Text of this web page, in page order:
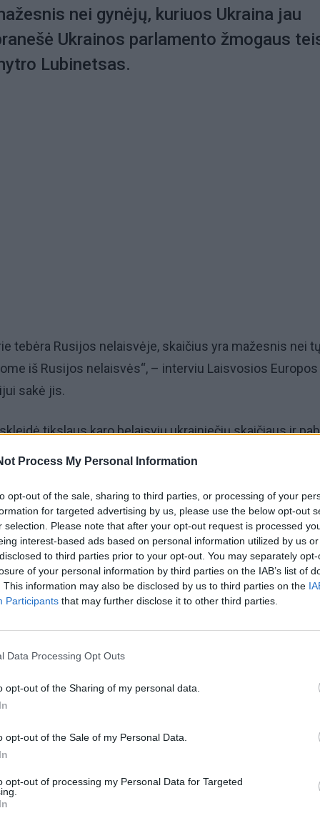
Process My Personal Information
opt-out of the sale, sharing to third parties, or processing of your
for targeted advertising by us, please use the below opt-out
selection. Please note that after your opt-out request is processed
interest-based ads based on personal information utilized by us
to third parties prior to your opt-out. You may separately
of your personal information by third parties on the IAB’s list of
This information may also be disclosed by us to third parties on the
Participants that may further disclose it to other third parties.
Data Processing Opt Outs
opt-out of the Sharing of my personal data.
opt-out of the Sale of my Personal Data.
opt-out of processing my Personal Data for Targeted
nei gynėjų, kuriuos Ukraina jau
Ukrainos parlamento žmogaus
Lubinetsas.
tebėra Rusijos nelaisvėje, skaičius yra mažesnis nei
iš Rusijos nelaisvės“, – interviu Laisvosios Europos
sakė jis.
tikslaus karo belaisvių ukrainiečių skaičiaus ir
neatskleidžia Rusijoje laikomų ukrainiečių skaičiaus.
pat pranešė, kad, remiantis Ukrainos dingusių asmenų
yra laikomi dingusiais laikinai okupuotose
ir patvirtino, kad Rusijos nelaisvėje laikomi 1887
878 iš šių asmenų buvo patikrinti per Tarptautinio
mechanizmus, o kiti buvo identifikuoti žvalgybos ir
Ukrainai pavyko susigrąžinti 60 piliečių iš Rusijos ir